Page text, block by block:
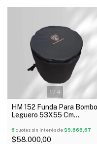
1 / 4
HM 152 Funda Para Bombo
Leguero 53X55 Cm
6 cuotas sin interés de$9.666,67
$58.000,00